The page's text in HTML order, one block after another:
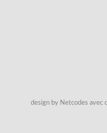
design by Netcodes avec